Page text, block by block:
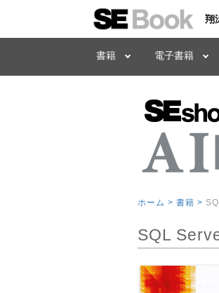
翔
書籍 電子書籍
ホーム > 書籍 >
SQL